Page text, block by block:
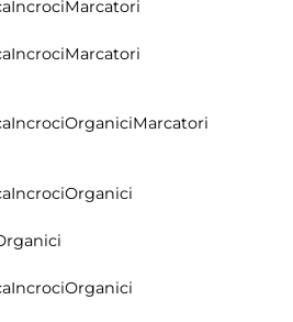
IncrociMarcatori
IncrociMarcatori
IncrociOrganiciMarcatori
IncrociOrganici
IncrociOrganici